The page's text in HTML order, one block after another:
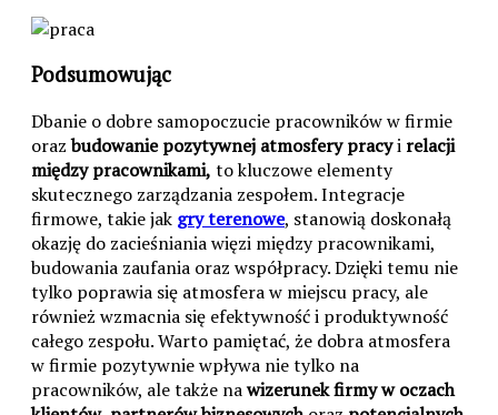
Podsumowując
Dbanie o dobre samopoczucie pracowników w firmie
orazbudowanie pozytywnej atmosfery pracyi relacji
między pracownikami, to kluczowe elementy
skutecznego zarządzania zespołem. Integracje
firmowe, takie jak gry terenowe, stanowią doskonałą
okazję do zacieśniania więzi między pracownikami,
budowania zaufania oraz współpracy. Dzięki temu nie
tylko poprawia się atmosfera w miejscu pracy, ale
również wzmacnia się efektywność i produktywność
całego zespołu. Warto pamiętać, że dobra atmosfera
w firmie pozytywnie wpływa nie tylko na
pracowników, ale także nawizerunek firmy w oczach